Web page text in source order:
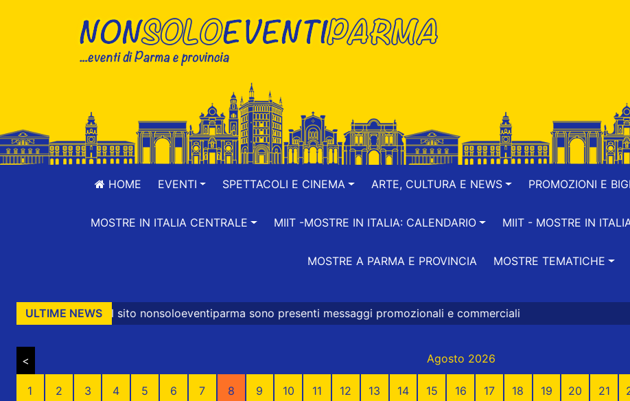
HOME EVENTI SPETTACOLI E CINEMA ARTE, CULTURA E NEWS PROMOZIONI E
MOSTRE IN ITALIA CENTRALE MIIT -MOSTRE IN ITALIA: CALENDARIO MIIT - MOSTRE IN
MOSTRE A PARMA E PROVINCIA MOSTRE TEMATICHE
ULTIME NEWS
nonsoloeventiparma sono presenti messaggi promozionali e commerciali
< Agosto 2026
1 2 3 4 5 6 7 8 9 10 11 12 13 14 15 16 17 18 19 20 21